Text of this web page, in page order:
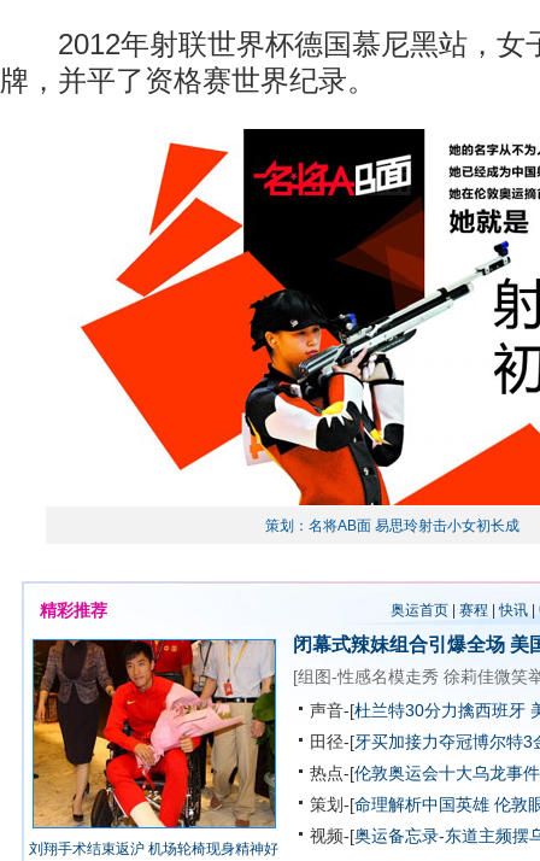
2012年射联世界杯德国慕尼黑站，女
牌，并平了资格赛世界纪录。
策划：名将AB面 易思玲射击小女初长成
精彩推荐 奥运首页| 赛程 |快讯|
刘翔手术结束返沪 机场轮椅现身精神好
闭幕式辣妹组合引爆全场 美
[组图-性感名模走秀 徐莉佳微笑
声音-[杜兰特30分力擒西班牙
田径-[牙买加接力夺冠博尔特3
热点-[伦敦奥运会十大乌龙事件
策划-[命理解析中国英雄 伦敦
视频-[奥运备忘录-东道主频摆